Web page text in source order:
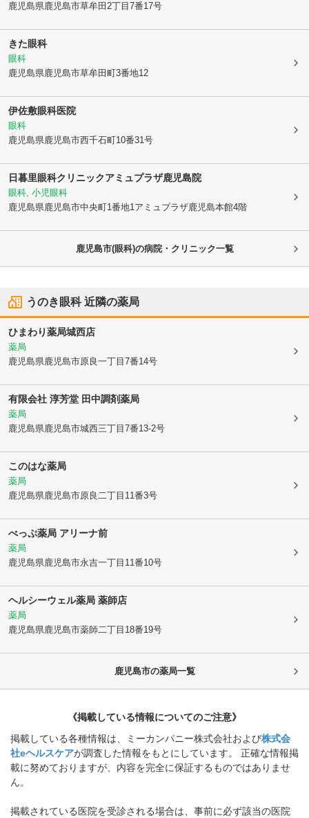
鹿児島県鹿児島市草牟田2丁目7番17号
きた眼科
眼科
鹿児島県鹿児島市草牟田町3番地12
伊佐敷眼科医院
眼科
鹿児島県鹿児島市西千石町10番31号
日暮里眼科クリニックアミュプラザ鹿児島院
眼科, 小児眼科
鹿児島県鹿児島市中央町1番地1アミュプラザ鹿児島本館4階
鹿児島市(眼科)の病院・クリニック一覧
うのき眼科近隣の薬局
ひまわり薬局城西店
薬局
鹿児島県鹿児島市原良一丁目7番14号
有限会社 淳芳堂 田中調剤薬局
薬局
鹿児島県鹿児島市城西三丁目7番13-2号
このはな薬局
薬局
鹿児島県鹿児島市原良二丁目11番3号
べっぷ薬局 アリーナ前
薬局
鹿児島県鹿児島市永吉一丁目11番10号
ヘルシーウェル薬局 薬師店
薬局
鹿児島県鹿児島市薬師二丁目18番19号
鹿児島市の薬局一覧
《掲載している情報についてのご注意》
掲載している各種情報は、ミーカンパニー株式会社および株式会
社eヘルスケアが調査した情報をもとにしています。 正確な情報掲
載に努めておりますが、内容を完全に保証するものではありませ
ん。
掲載されている医院を受診される場合は、事前に必ず該当の医院